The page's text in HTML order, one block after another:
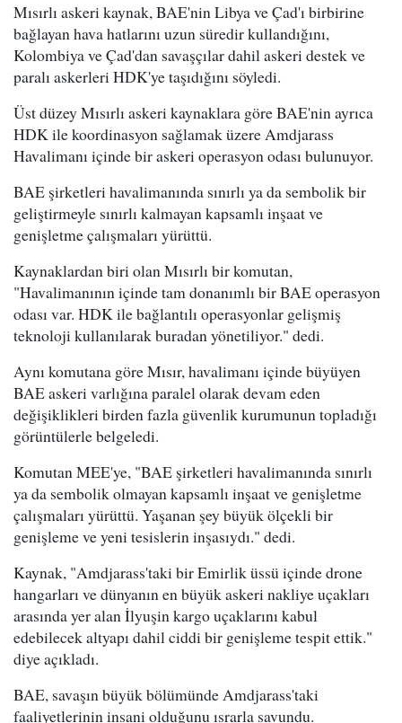
Mısırlı askeri kaynak, BAE'nin Libya ve Çad'ı birbirine
bağlayan hava hatlarını uzun süredir kullandığını,
Kolombiya ve Çad'dan savaşçılar dahil askeri destek ve
paralı askerleri HDK'ye taşıdığını söyledi.
Üst düzey Mısırlı askeri kaynaklara göre BAE'nin ayrıca
HDK ile koordinasyon sağlamak üzere Amdjarass
Havalimanı içinde bir askeri operasyon odası bulunuyor.
BAE şirketleri havalimanında sınırlı ya da sembolik bir
geliştirmeyle sınırlı kalmayan kapsamlı inşaat ve
genişletme çalışmaları yürüttü.
Kaynaklardan biri olan Mısırlı bir komutan,
"Havalimanının içinde tam donanımlı bir BAE operasyon
odası var. HDK ile bağlantılı operasyonlar gelişmiş
teknoloji kullanılarak buradan yönetiliyor." dedi.
Aynı komutana göre Mısır, havalimanı içinde büyüyen
BAE askeri varlığına paralel olarak devam eden
değişiklikleri birden fazla güvenlik kurumunun topladığı
görüntülerle belgeledi.
Komutan MEE'ye, "BAE şirketleri havalimanında sınırlı
ya da sembolik olmayan kapsamlı inşaat ve genişletme
çalışmaları yürüttü. Yaşanan şey büyük ölçekli bir
genişleme ve yeni tesislerin inşasıydı." dedi.
Kaynak, "Amdjarass'taki bir Emirlik üssü içinde drone
hangarları ve dünyanın en büyük askeri nakliye uçakları
arasında yer alan İlyuşin kargo uçaklarını kabul
edebilecek altyapı dahil ciddi bir genişleme tespit ettik."
diye açıkladı.
BAE, savaşın büyük bölümünde Amdjarass'taki
faaliyetlerinin insani olduğunu ısrarla savundu.